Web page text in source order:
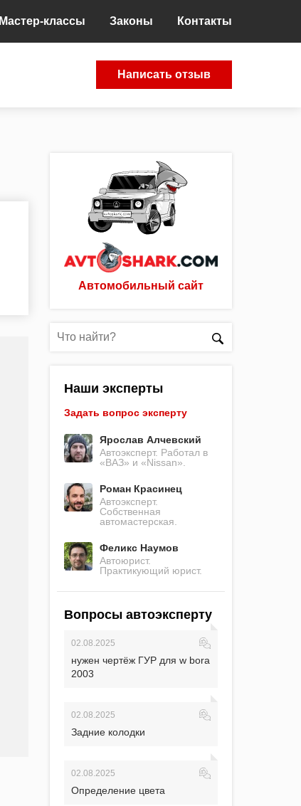
Мастер-классы Законы Контакты
Написать отзыв
предохранитель
отвечает за
бортовой
сгоревшего
27.05.2022 0
Автомобильный сайт
Наши эксперты
Задать вопрос эксперту
Ярослав Алчевский
Автоэксперт. Работал в
«ВАЗ» и «Nissan».
Роман Красинец
Автоэксперт.
Собственная
автомастерская.
Феликс Наумов
Автоюрист.
Практикующий юрист.
Вопросы автоэксперту
02.08.2025
нужен чертёж ГУР для w bora
2003
02.08.2025
Задние колодки
02.08.2025
Определение цвета